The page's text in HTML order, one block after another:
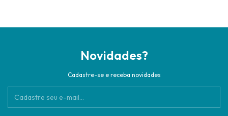
Novidades?
Cadastre-se e receba novidades